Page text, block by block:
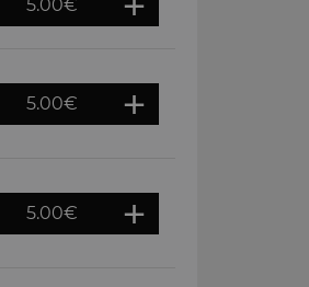
5.00€
5.00€
5.00€